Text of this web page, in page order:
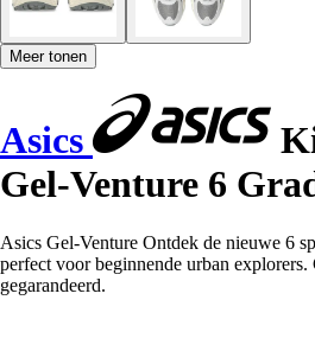
Meer tonen
Asics
Gel-Venture 6
Asics Gel-Venture Ontdek de nieuwe 6
perfect voor beginnende urban explorers.
gegarandeerd.